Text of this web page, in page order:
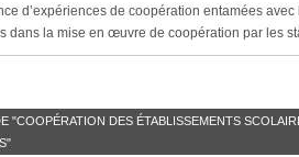
d’expériences de coopération entamées
dans la mise en œuvre de coopération par les
"COOPÉRATION DES ÉTABLISSEMENTS